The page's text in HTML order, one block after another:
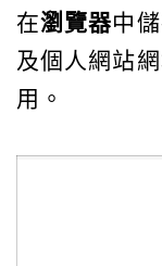
在瀏覽器中
及個人網站
用。